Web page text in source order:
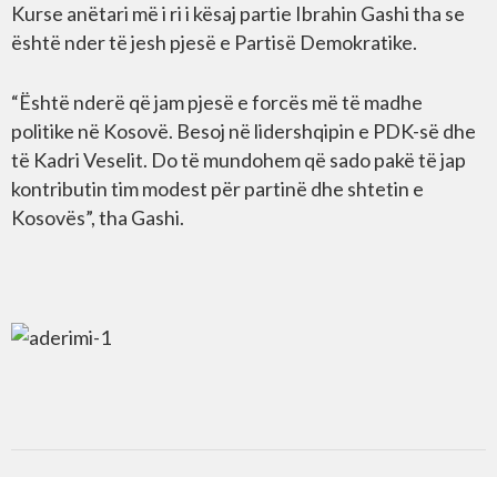
Kurse anëtari më i ri i kësaj partie Ibrahin Gashi tha se
është nder të jesh pjesë e Partisë Demokratike.
“Është nderë që jam pjesë e forcës më të madhe
politike në Kosovë. Besoj në lidershqipin e PDK-së dhe
të Kadri Veselit. Do të mundohem që sado pakë të jap
kontributin tim modest për partinë dhe shtetin e
Kosovës”, tha Gashi.